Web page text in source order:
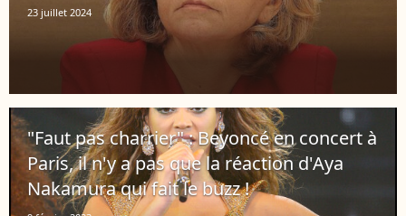
23 juillet 2024
"Faut pas charrier" : Beyoncé en concert à
Paris, il n'y a pas que la réaction d'Aya
Nakamura qui fait le buzz !